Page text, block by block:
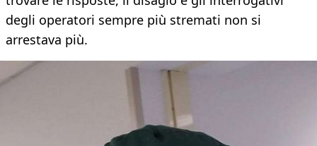
degli operatori sempre più stremati non si
arrestava più.